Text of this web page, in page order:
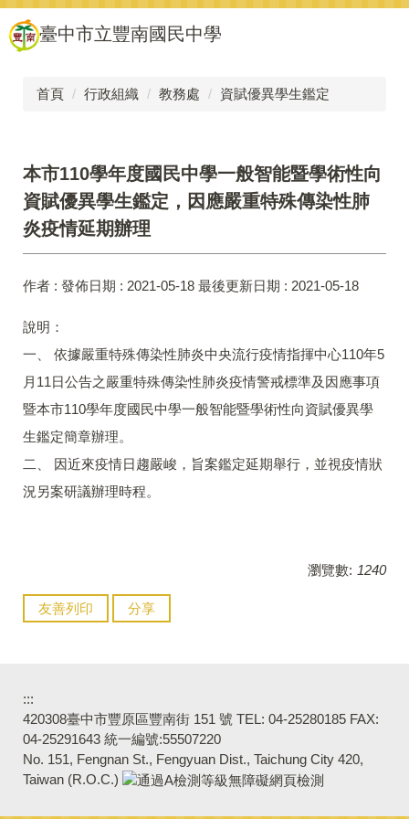
跳
到
主
臺中市立豐南國民中學
首頁 行政組織 教務處 資賦優異學生鑑定
本市110學年度國民中學一般智能暨學術性向
資賦優異學生鑑定，因應嚴重特殊傳染性肺
炎疫情延期辦理
作者 : 發佈日期 : 2021-05-18 最後更新日期 : 2021-05-18
說明：
一、 依據嚴重特殊傳染性肺炎中央流行疫情指揮中心110年5
月11日公告之嚴重特殊傳染性肺炎疫情警戒標準及因應事項
暨本市110學年度國民中學一般智能暨學術性向資賦優異學
生鑑定簡章辦理。
二、 因近來疫情日趨嚴峻，旨案鑑定延期舉行，並視疫情狀
況另案研議辦理時程。
瀏覽數: 1240
友善列印 分享
:::
420308臺中市豐原區豐南街 151 號 TEL: 04-25280185 FAX:
04-25291643 統一編號:55507220
No. 151, Fengnan St., Fengyuan Dist., Taichung City 420,
Taiwan (R.O.C.)